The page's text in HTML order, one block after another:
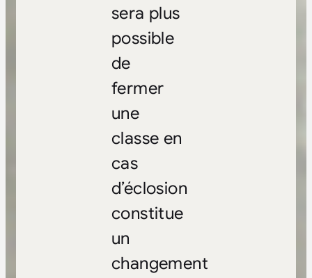
sera plus
possible
de
fermer
une
classe en
cas
d’éclosion
constitue
un
changement